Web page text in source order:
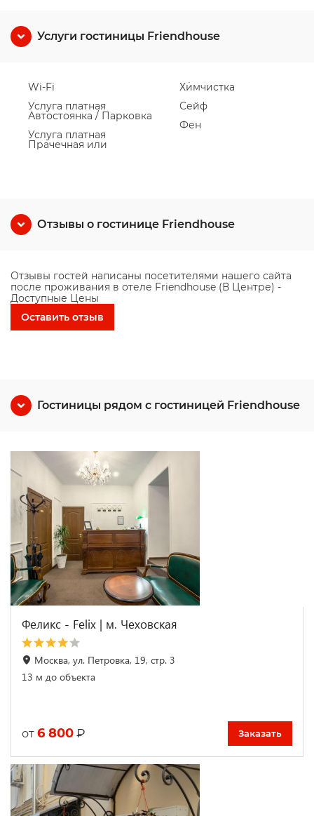
Услуги гостиницы Friendhouse
Wi-Fi
Услуга платная
Автостоянка / Парковка
Услуга платная
Прачечная или
Химчистка
Сейф
Фен
Отзывы о гостинице Friendhouse
Отзывы гостей написаны посетителями нашего сайта
после проживания в отеле Friendhouse (В Центре) -
Доступные Цены
Оставить отзыв
Гостиницы рядом с гостиницей Friendhouse
Феликс - Felix | м. Чеховская
Москва, ул. Петровка, 19, стр. 3
13 м до объекта
от 6 800 ₽ Заказать